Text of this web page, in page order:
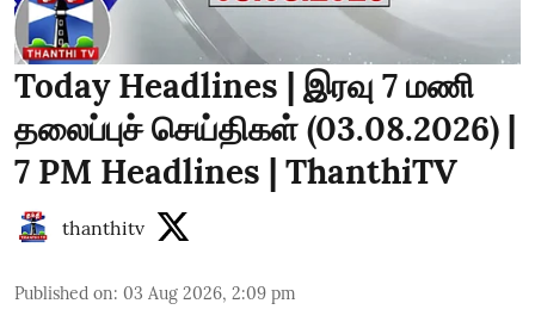
Today Headlines | இரவு 7 மணி
தலைப்புச் செய்திகள் (03.08.2026) |
7 PM Headlines | ThanthiTV
thanthitv
Published on: 03 Aug 2026, 2:09 pm